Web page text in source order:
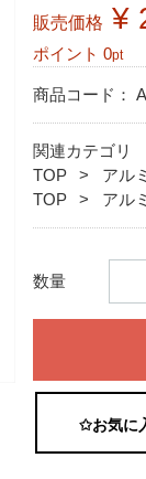
販売価格 ¥
ポイント 0pt
商品コード：
関連カテゴリ
TOP
アル
TOP
アル
数量
✩お気に